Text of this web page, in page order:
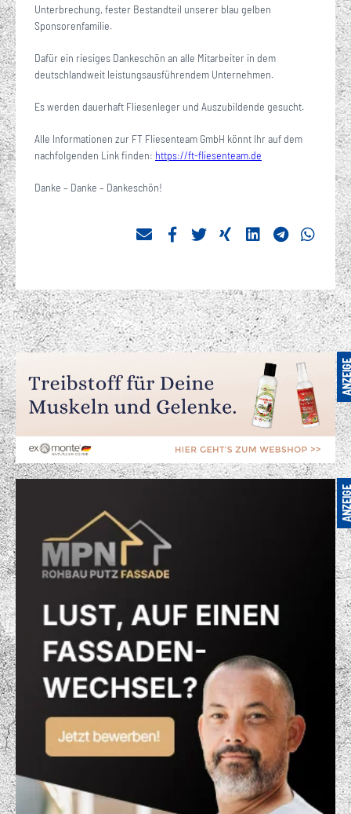
Unterbrechung, fester Bestandteil unserer blau gelben
Sponsorenfamilie.
Dafür ein riesiges Dankeschön an alle Mitarbeiter in dem
deutschlandweit leistungsausführendem Unternehmen.
Es werden dauerhaft Fliesenleger und Auszubildende gesucht.
Alle Informationen zur FT Fliesenteam GmbH könnt Ihr auf dem
nachfolgenden Link finden: https://ft-fliesenteam.de
Danke – Danke – Dankeschön!